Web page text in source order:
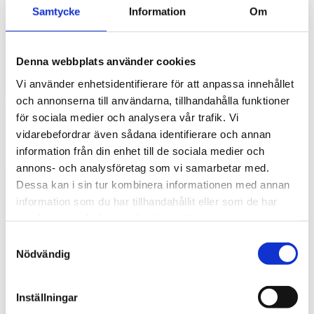
Samtycke Information Om
Denna webbplats använder cookies
Vi använder enhetsidentifierare för att anpassa innehållet
och annonserna till användarna, tillhandahålla funktioner
för sociala medier och analysera vår trafik. Vi
vidarebefordrar även sådana identifierare och annan
information från din enhet till de sociala medier och
annons- och analysföretag som vi samarbetar med.
Dessa kan i sin tur kombinera informationen med annan
information som du har tillhandahållit eller som de har
Nödvändig
Inställningar
Hyttbord till traktorn, den lilla detaljen som
arbetet utförs. Det är kontoret, fikarummet och ibland
Hur väljer du rätt golvmatta till din
entreprenadmaskin?
Golvmatta i maskinhytten handlar om mycket mer än
bara utseende. Rätt matta skyddar originalgolvet mot